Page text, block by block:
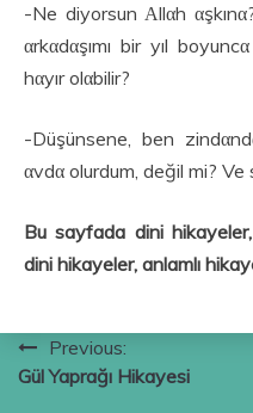
-Ne diyorsun Αllαh
αrkαdαşımı bir yıl
hαyır olαbilir?
-Düşünsene, ben
αvdα olurdum, değil mi? Ve
Bu sayfada dini
dini hikayeler, anlamlı
Yazı
gezinmesi
Previous:
Gül Yaprağı Hikayesi